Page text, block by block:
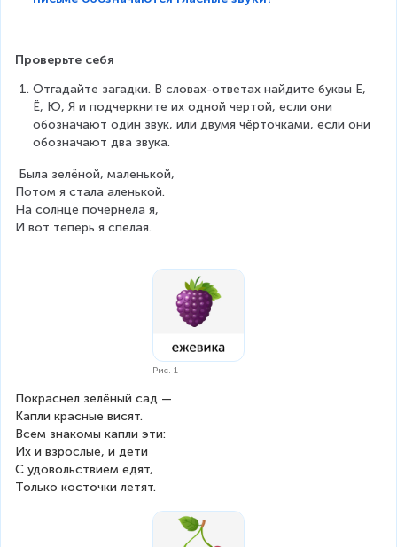
Проверьте себя
Отгадайте загадки. В словах-ответах найдите буквы Е,
Ё, Ю, Я и подчеркните их одной чертой, если они
обозначают один звук, или двумя чёрточками, если они
обозначают два звука.
Была зелёной, маленькой,
Потом я стала аленькой.
На солнце почернела я,
И вот теперь я спелая.
Рис. 1
Покраснел зелёный сад —
Капли красные висят.
Всем знакомы капли эти:
Их и взрослые, и дети
С удовольствием едят,
Только косточки летят.